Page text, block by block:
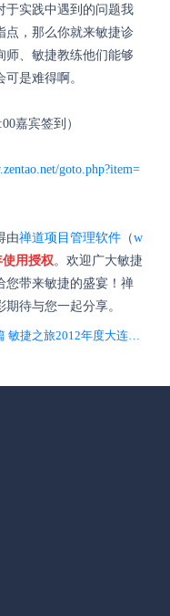
于实践中遇到的问题我
点，那么你就来敏捷诊
师、敏捷教练他们能够
是难得啊。
嘉宾签到）
goto.php?item=
由禅道项目管理软件 （w
用授权。欢迎广大敏捷
您带来敏捷的盛宴！禅
待与您一起分享。
下一篇 敏捷之旅2012年度大连站！